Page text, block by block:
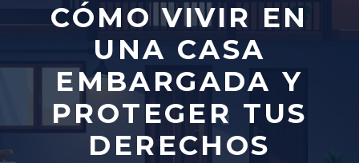
CÓMO VIVIR EN
UNA CASA
EMBARGADA Y
PROTEGER TUS
DERECHOS